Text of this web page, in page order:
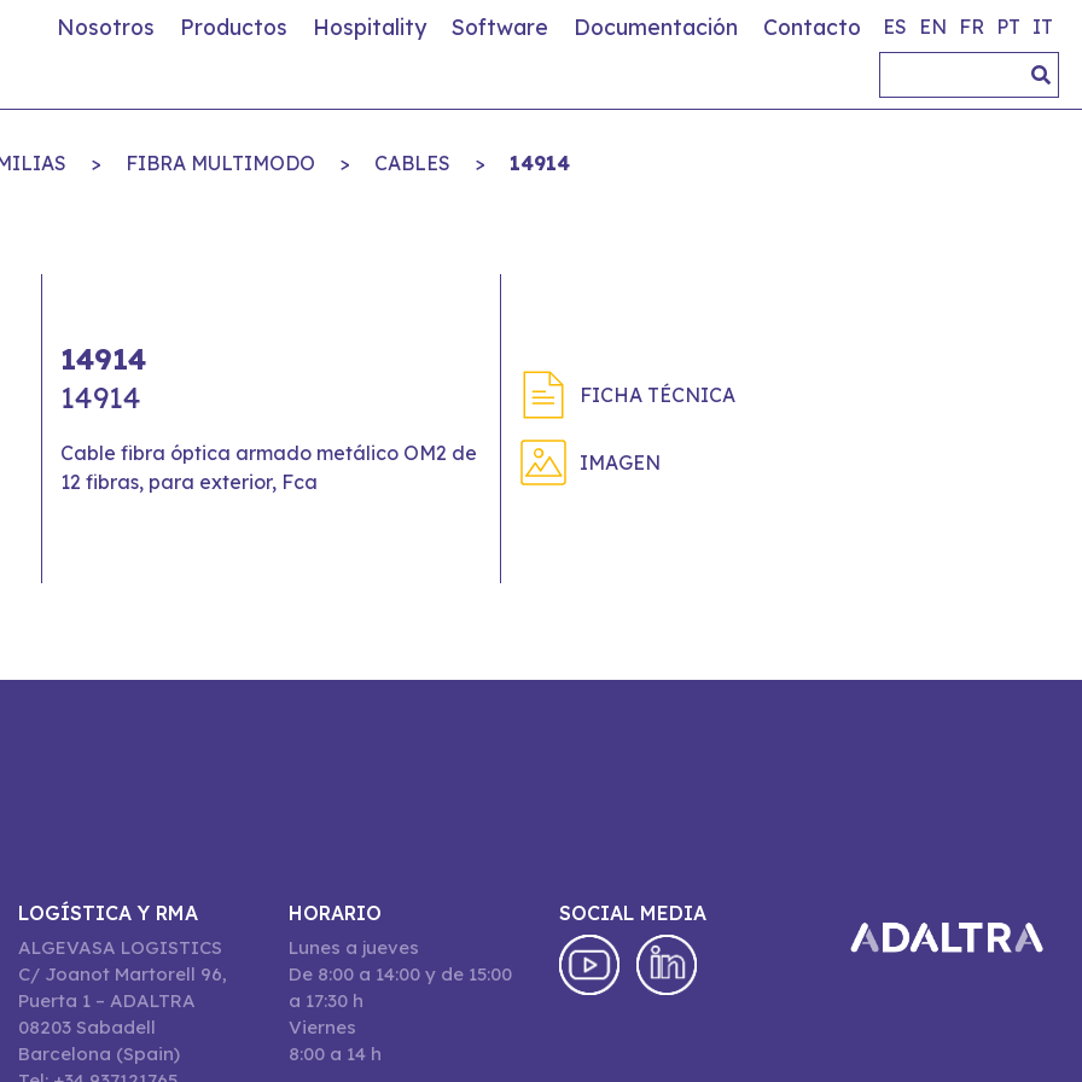
Nosotros Productos Hospitality Software Documentación Contacto ES EN FR PT IT
> FIBRA MULTIMODO > CABLES > 14914
14914
14914
Cable fibra óptica armado metálico OM2 de
12 fibras, para exterior, Fca
FICHA TÉCNICA
IMAGEN
LOGÍSTICA Y RMA
ALGEVASA LOGISTICS
C/ Joanot Martorell 96,
Puerta 1 – ADALTRA
08203 Sabadell
Barcelona (Spain)
HORARIO
Lunes a jueves
De 8:00 a 14:00 y de 15:00
a 17:30 h
Viernes
8:00 a 14 h
SOCIAL MEDIA